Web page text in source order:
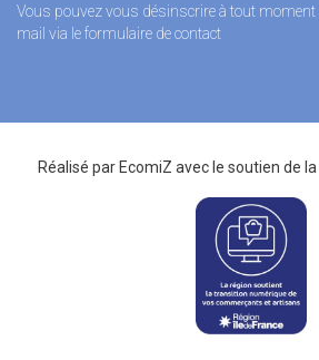
Vous pouvez vous désinscrire à tout
mail via le formulaire de contact
Réalisé par EcomiZ avec le soutien de la